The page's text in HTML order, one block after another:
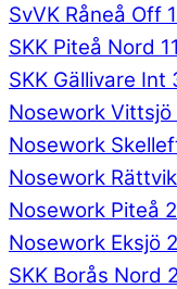
SvVK Råneå Off
SKK Piteå Nord
SKK Gällivare Int
Nosework
Nosework
Nosework
Nosework Piteå
Nosework Eksjö
SKK Borås Nord